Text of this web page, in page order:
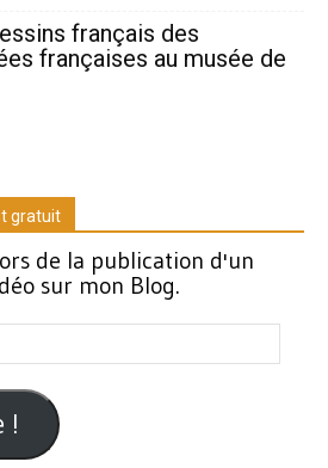
français des
françaises au musée de
gratuit
de la publication d'un
sur mon Blog.
!